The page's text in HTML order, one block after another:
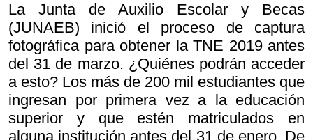
La Junta de Auxilio Escolar y Becas
(JUNAEB) inició el proceso de captura
fotográfica para obtener la TNE 2019 antes
del 31 de marzo. ¿Quiénes podrán acceder
a esto? Los más de 200 mil estudiantes que
ingresan por primera vez a la educación
superior y que estén matriculados en
alguna institución antes del 31 de enero. De